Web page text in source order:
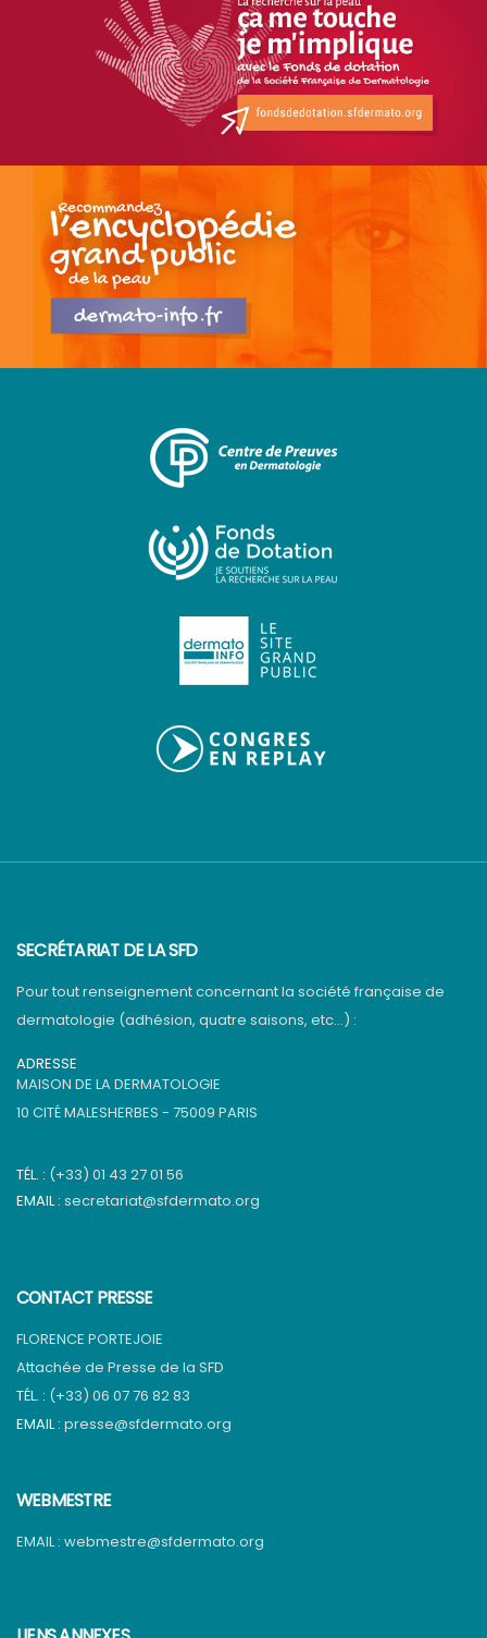
SECRÉTARIAT DE LA SFD
Pour tout renseignement concernant la société française de
dermatologie (adhésion, quatre saisons, etc…) :
ADRESSE
MAISON DE LA DERMATOLOGIE
10 CITÉ MALESHERBES - 75009 PARIS
TÉL. : (+33) 01 43 27 01 56
EMAIL : secretariat@sfdermato.org
CONTACT PRESSE
FLORENCE PORTEJOIE
Attachée de Presse de la SFD
TÉL. : (+33) 06 07 76 82 83
EMAIL : presse@sfdermato.org
WEBMESTRE
EMAIL : webmestre@sfdermato.org